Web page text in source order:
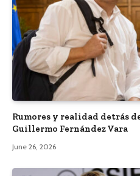
Rumores y realidad detrás
Guillermo Fernández Vara
June 26, 2026